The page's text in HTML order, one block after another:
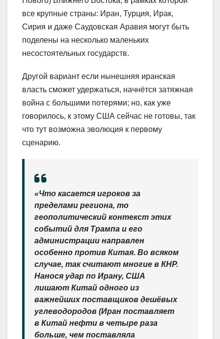
все крупные страны: Иран, Турция, Ирак,
Сирия и даже Саудовская Аравия могут быть
поделены на несколько маленьких
несостоятельных государств.
Другой вариант если нынешняя иранская
власть сможет удержаться, начнётся затяжная
война с большими потерями; но, как уже
говорилось, к этому США сейчас не готовы, так
что тут возможна эволюция к первому
сценарию.
«Что касается игроков за
пределами региона, то
геополитический контекст этих
событий для Трампа и его
администрации направлен
особенно против Китая. Во всяком
случае, так считают многие в КНР.
Нанося удар по Ирану, США
лишают Китай одного из
важнейших поставщиков дешёвых
углеводородов (Иран поставляет
в Китай нефти в четыре раза
больше, чем поставляла